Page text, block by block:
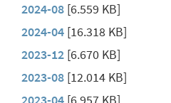
2024-08 [6.559 KB]
2024-04 [16.318 KB]
2023-12 [6.670 KB]
2023-08 [12.014 KB]